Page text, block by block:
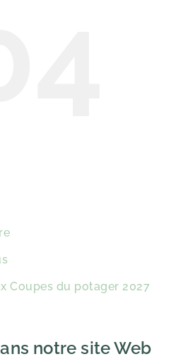
Coupes du potager 2027
notre site Web